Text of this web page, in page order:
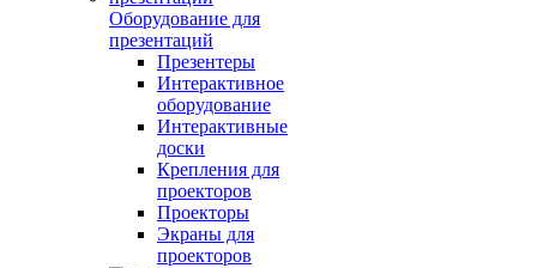
Оборудование для
презентаций
Презентеры
Интерактивное
оборудование
Интерактивные
доски
Крепления для
проекторов
Проекторы
Экраны для
проекторов